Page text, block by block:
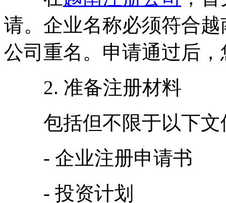
请。企业名称必须符合
公司重名。申请通过后
2. 准备注册材料
包括但不限于以下文
- 企业注册申请书
- 投资计划